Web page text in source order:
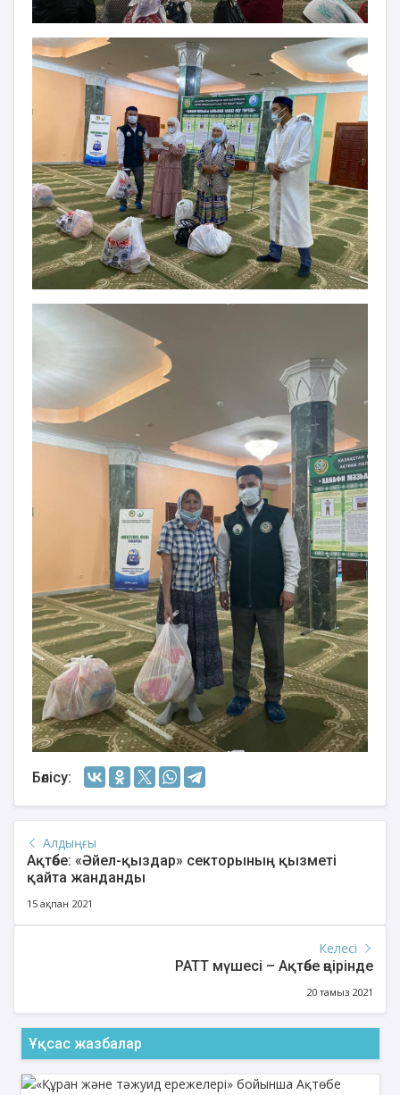
Бөлісу:
Алдыңғы
Ақтөбе: «Әйел-қыздар» секторының қызметі
қайта жанданды
15 ақпан 2021
Келесі
РАТТ мүшесі – Ақтөбе өңірінде
20 тамыз 2021
Ұқсас жазбалар